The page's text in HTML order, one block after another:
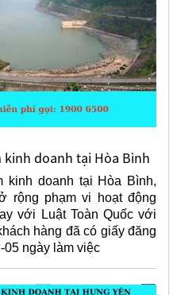
doanh tại Hòa Bình
kinh doanh tại Hòa Bình,
rộng phạm vi hoạt động
với Luật Toàn Quốc với
hàng đã có giấy đăng
05 ngày làm việc